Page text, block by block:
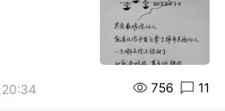
20:34 756 11